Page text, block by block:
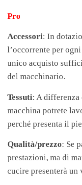
Pro
Accessori: In
l’occorrente per
unico acquisto
del macchinario.
Tessuti: A
macchina potrete
perché presenta il
Qualità/prezzo: Se
prestazioni, ma di
cucire presenterà